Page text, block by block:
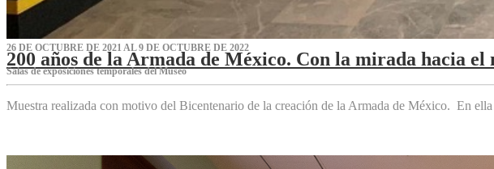
26 DE OCTUBRE DE 2021 AL 9 DE OCTUBRE DE 2022
200 años de la Armada de México. Con la mirada hacia el
Salas de exposiciones temporales del Museo‌
Muestra realizada con motivo del Bicentenario de la creación de la Armada de México. En